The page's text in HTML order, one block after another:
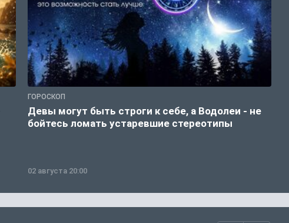
ГОРОСКОП
Девы могут быть строги к себе, а Водолеи - не
бойтесь ломать устаревшие стереотипы
02 августа 20:00